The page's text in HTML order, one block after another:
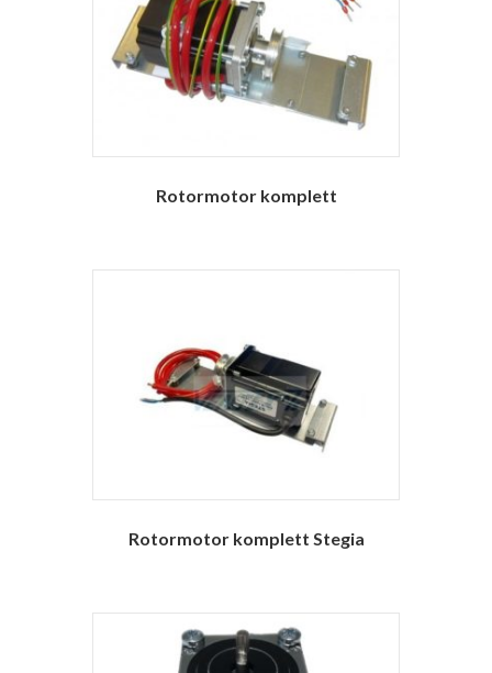
Rotormotor komplett
Rotormotor komplett Stegia